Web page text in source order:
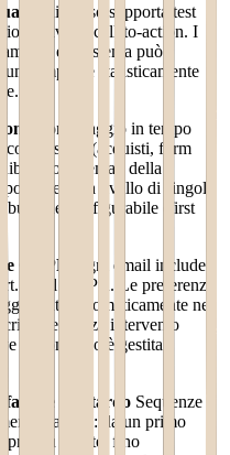
Ogni flusso supporta test
di invio e call-to-action. I
e il sistema può
campione statisticamente
Monitoraggio in tempo
conversioni (acquisti, form
a ogni email della
sia a livello di singola
configurabile (first
GDPR
Ogni email include
7 del GDPR. Le preferenze
automaticamente nel
senza intervento
di consenso è gestita
falliti e in ritardo Sequenze
mancati: da un primo
più dirette, fino